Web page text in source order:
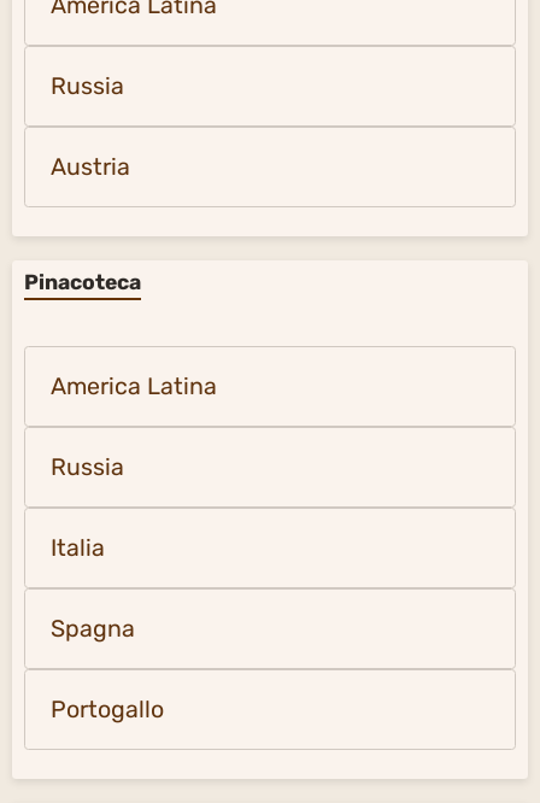
America Latina
Russia
Austria
Pinacoteca
America Latina
Russia
Italia
Spagna
Portogallo